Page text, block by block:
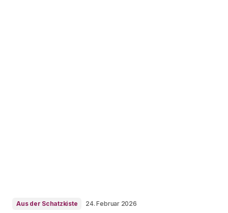
Aus der Schatzkiste 24. Februar 2026